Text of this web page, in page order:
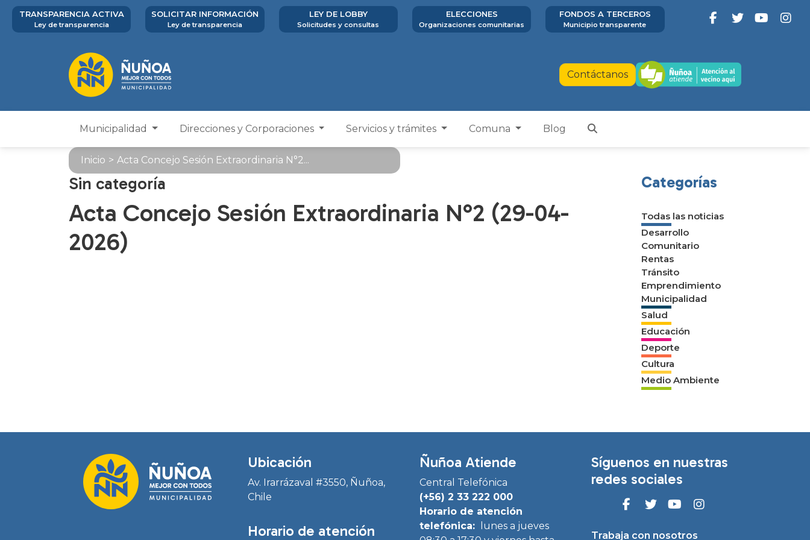
TRANSPARENCIA ACTIVA
Ley de transparencia
SOLICITAR INFORMACIÓN
Ley de transparencia
LEY DE LOBBY
Solicitudes y consultas
ELECCIONES
Organizaciones comunitarias
FONDOS A TERCEROS
Municipio transparente
Contáctanos
Municipalidad Direcciones y Corporaciones Servicios y trámites Comuna Blog
Inicio > Acta Concejo Sesión Extraordinaria N°2...
Sin categoría
Acta Concejo Sesión Extraordinaria N°2 (29-04-
2026)
Categorías
Todas las noticias
Desarrollo
Comunitario
Rentas
Tránsito
Emprendimiento
Municipalidad
Salud
Educación
Deporte
Cultura
Medio Ambiente
Ubicación
Av. Irarrázaval #3550, Ñuñoa,
Chile
Horario de atención
Ñuñoa Atiende
Central Telefónica
(+56) 2 33 222 000
Horario de atención
telefónica:
lunes a jueves
Síguenos en nuestras
redes sociales
Trabaja con nosotros